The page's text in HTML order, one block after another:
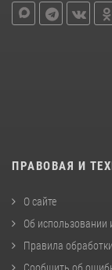
ПРАВОВАЯ И
О сайте
Об
Правила
Сообщить об